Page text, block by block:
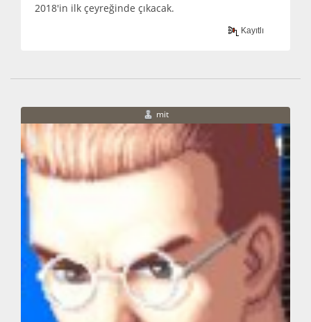
2018'in ilk çeyreğinde çıkacak.
Kayıtlı
mit